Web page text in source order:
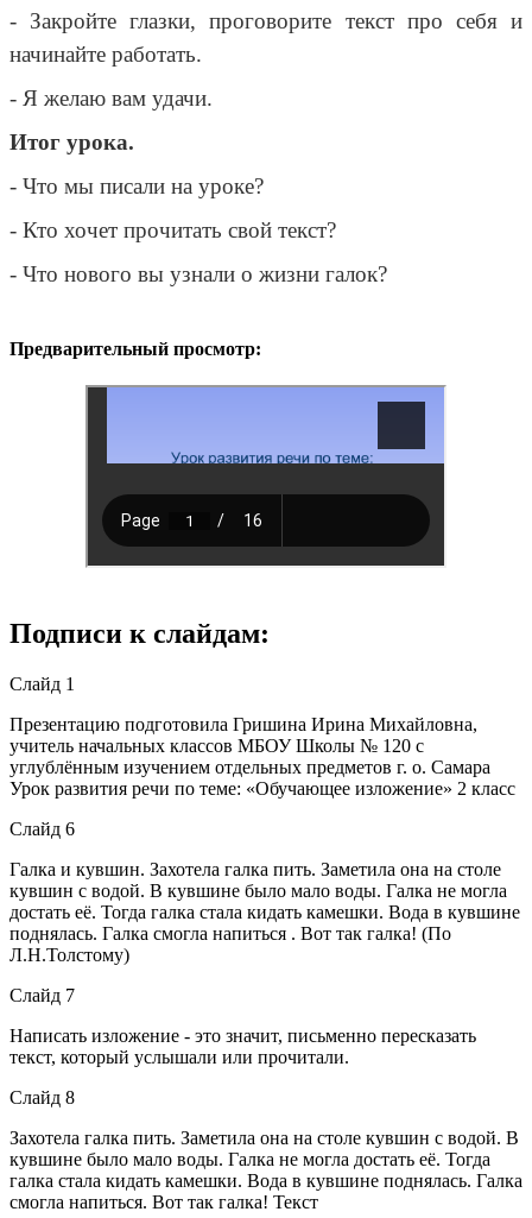
- Закройте глазки, проговорите текст про себя и
начинайте работать.
- Я желаю вам удачи.
Итог урока.
- Что мы писали на уроке?
- Кто хочет прочитать свой текст?
- Что нового вы узнали о жизни галок?
Предварительный просмотр:
Подписи к слайдам:
Слайд 1
Презентацию подготовила Гришина Ирина Михайловна,
учитель начальных классов МБОУ Школы № 120 с
углублённым изучением отдельных предметов г. о. Самара
Урок развития речи по теме: «Обучающее изложение» 2 класс
Слайд 6
Галка и кувшин. Захотела галка пить. Заметила она на столе
кувшин с водой. В кувшине было мало воды. Галка не могла
достать её. Тогда галка стала кидать камешки. Вода в кувшине
поднялась. Галка смогла напиться . Вот так галка! (По
Л.Н.Толстому)
Слайд 7
Написать изложение - это значит, письменно пересказать
текст, который услышали или прочитали.
Слайд 8
Захотела галка пить. Заметила она на столе кувшин с водой. В
кувшине было мало воды. Галка не могла достать её. Тогда
галка стала кидать камешки. Вода в кувшине поднялась. Галка
смогла напиться. Вот так галка! Текст